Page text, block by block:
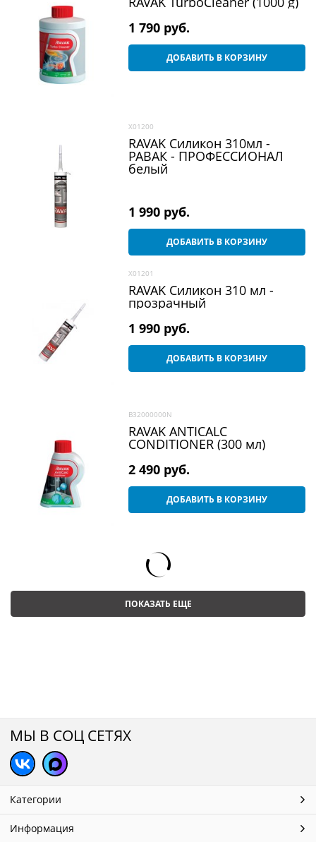
1 790 руб.
ДОБАВИТЬ В КОРЗИНУ
X01200
RAVAK Силикон 310мл -
РАВАК - ПРОФЕСCИОHАЛ
белый
1 990 руб.
ДОБАВИТЬ В КОРЗИНУ
X01201
RAVAK Силикон 310 мл -
пpозpачный
1 990 руб.
ДОБАВИТЬ В КОРЗИНУ
B32000000N
RAVAK ANTICALC
CONDITIONER (300 мл)
2 490 руб.
ДОБАВИТЬ В КОРЗИНУ
ПОКАЗАТЬ ЕЩЕ
МЫ В СОЦ СЕТЯХ
Категории
Информация